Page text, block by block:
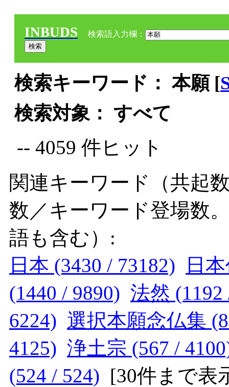
INBUDS 検索語入力欄：
検索キーワード： 本願 [
検索対象： すべて
-- 4059 件ヒット
関連キーワード（共起
数／キーワード登場数
語も含む）:
日本 (3430 / 73182)
日
(1440 / 9890) 法然 (1192
6224) 選択本願念仏集
4125) 浄土宗 (567 /
(524 / 524) [30件まで表